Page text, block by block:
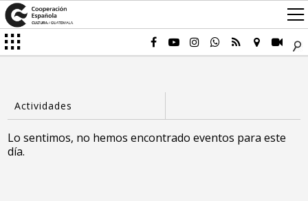
Lo sentimos, no hemos encontrado eventos para este
día.